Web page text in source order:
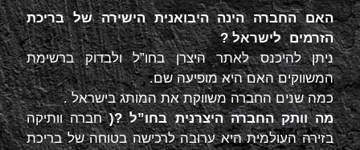
האם החברה הינה היבואנית הישירה של בריכת
הזרמים לישראל ?
ניתן להיכנס לאתר היצרן בחו”ל ולבדוק ברשימת
המשווקים האם היא מופיעה שם.
כמה שנים החברה משווקת את המותג בישראל .
מה וותק החברה היצרנית בחו”ל ?(חברה וותיקה
בזירה העולמית היא ערובה לרכישה בטוחה של בריכת